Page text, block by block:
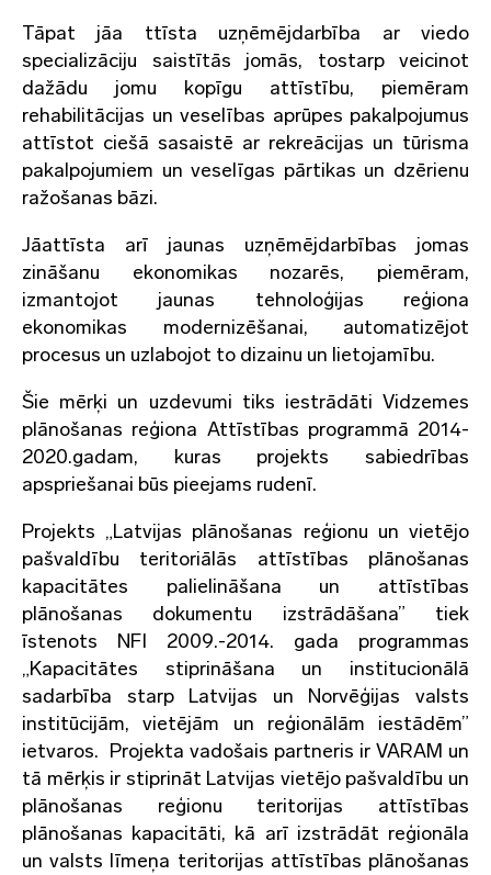
Tāpat jāa ttīsta uzņēmējdarbība ar viedo
specializāciju saistītās jomās, tostarp veicinot
dažādu jomu kopīgu attīstību, piemēram
rehabilitācijas un veselības aprūpes pakalpojumus
attīstot ciešā sasaistē ar rekreācijas un tūrisma
pakalpojumiem un veselīgas pārtikas un dzērienu
ražošanas bāzi.
Jāattīsta arī jaunas uzņēmējdarbības jomas
zināšanu ekonomikas nozarēs, piemēram,
izmantojot jaunas tehnoloģijas reģiona
ekonomikas modernizēšanai, automatizējot
procesus un uzlabojot to dizainu un lietojamību.
Šie mērķi un uzdevumi tiks iestrādāti Vidzemes
plānošanas reģiona Attīstības programmā 2014-
2020.gadam, kuras projekts sabiedrības
apspriešanai būs pieejams rudenī.
Projekts „Latvijas plānošanas reģionu un vietējo
pašvaldību teritoriālās attīstības plānošanas
kapacitātes palielināšana un attīstības
plānošanas dokumentu izstrādāšana” tiek
īstenots NFI 2009.-2014. gada programmas
„Kapacitātes stiprināšana un institucionālā
sadarbība starp Latvijas un Norvēģijas valsts
institūcijām, vietējām un reģionālām iestādēm”
ietvaros. Projekta vadošais partneris ir VARAM un
tā mērķis ir stiprināt Latvijas vietējo pašvaldību un
plānošanas reģionu teritorijas attīstības
plānošanas kapacitāti, kā arī izstrādāt reģionāla
un valsts līmeņa teritorijas attīstības plānošanas